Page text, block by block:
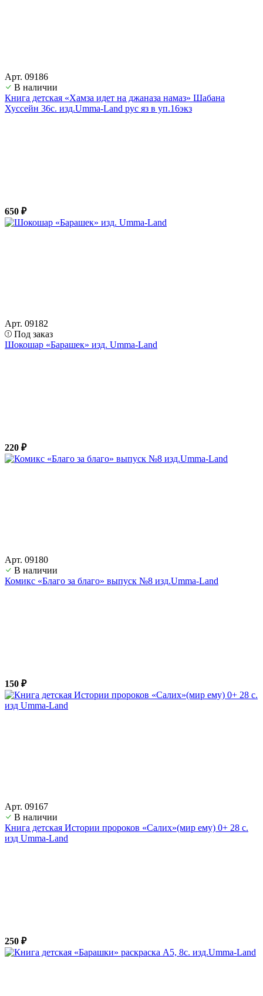
Арт. 09186
В наличии
Книга детская «Хамза идет на джаназа намаз» Шабана
Хуссейн 36с. изд.Umma-Land рус яз в уп.16экз
650 ₽
Арт. 09182
Под заказ
Шокошар «Барашек» изд. Umma-Land
220 ₽
Арт. 09180
В наличии
Комикс «Благо за благо» выпуск №8 изд.Umma-Land
150 ₽
Арт. 09167
В наличии
Книга детская Истории пророков «Салих»(мир ему) 0+ 28 с.
изд Umma-Land
250 ₽